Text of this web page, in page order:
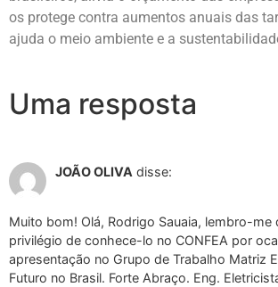
os protege contra aumentos anuais das
ajuda o meio ambiente e a
Uma resposta
JOÃO OLIVA disse:
Muito bom! Olá, Rodrigo Sauaia, lembro-me
privilégio de conhece-lo no CONFEA por
apresentação no Grupo de Trabalho Matriz
Futuro no Brasil. Forte Abraço. Eng.